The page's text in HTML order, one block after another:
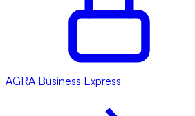
AGRA Business Express